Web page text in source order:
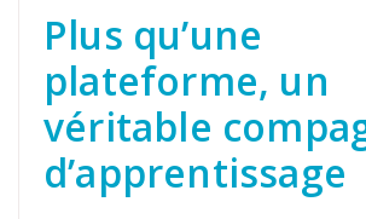
Plus qu’une
plateforme, un
véritable
d’apprentissage